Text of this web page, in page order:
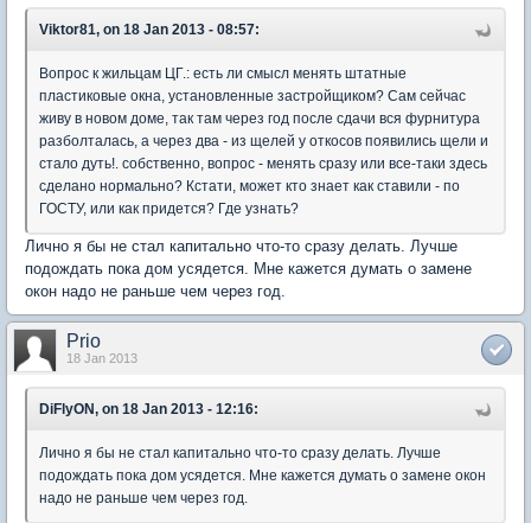
Viktor81, on 18 Jan 2013 - 08:57:
Вопрос к жильцам ЦГ.: есть ли смысл менять штатные
пластиковые окна, установленные застройщиком? Сам сейчас
живу в новом доме, так там через год после сдачи вся фурнитура
разболталась, а через два - из щелей у откосов появились щели и
стало дуть!. собственно, вопрос - менять сразу или все-таки здесь
сделано нормально? Кстати, может кто знает как ставили - по
ГОСТУ, или как придется? Где узнать?
Лично я бы не стал капитально что-то сразу делать. Лучше
подождать пока дом усядется. Мне кажется думать о замене
окон надо не раньше чем через год.
Prio
18 Jan 2013
DiFlyON, on 18 Jan 2013 - 12:16:
Лично я бы не стал капитально что-то сразу делать. Лучше
подождать пока дом усядется. Мне кажется думать о замене окон
надо не раньше чем через год.